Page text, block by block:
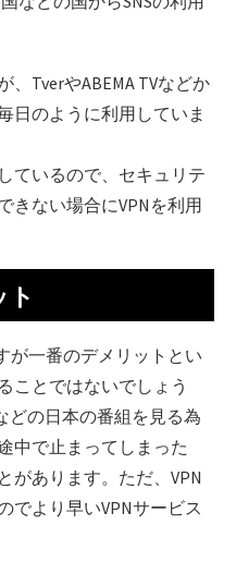
TverやABEMA TVなどか
日のように利用していま
ているので、セキュリテ
きない場合にVPNを利用
が一番のデメリットとい
ことではないでしょう
どの日本の番組を見る為
中で止まってしまった
があります。ただ、VPN
でより早いVPNサービス